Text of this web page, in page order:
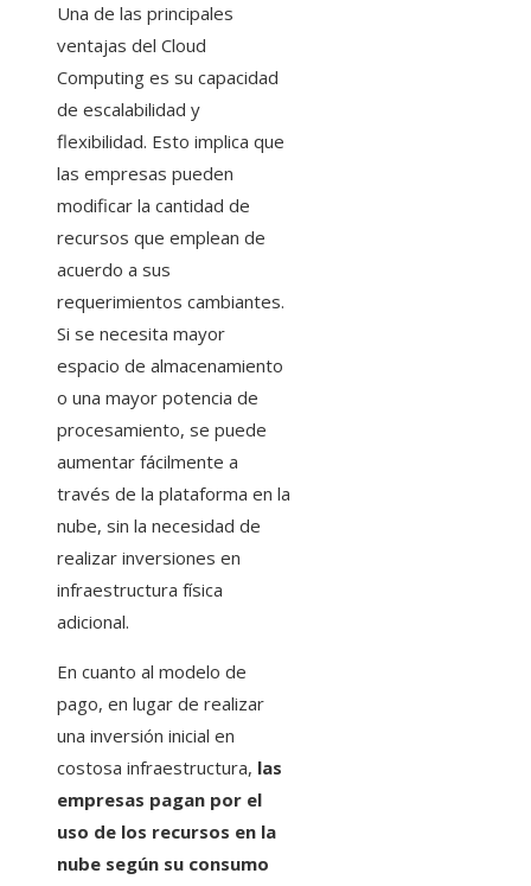
Una de las principales
ventajas del Cloud
Computing es su capacidad
de escalabilidad y
flexibilidad. Esto implica que
las empresas pueden
modificar la cantidad de
recursos que emplean de
acuerdo a sus
requerimientos cambiantes.
Si se necesita mayor
espacio de almacenamiento
o una mayor potencia de
procesamiento, se puede
aumentar fácilmente a
través de la plataforma en la
nube, sin la necesidad de
realizar inversiones en
infraestructura física
adicional.
En cuanto al modelo de
pago, en lugar de realizar
una inversión inicial en
costosa infraestructura, las
empresas pagan por el
uso de los recursos en la
nube según su consumo